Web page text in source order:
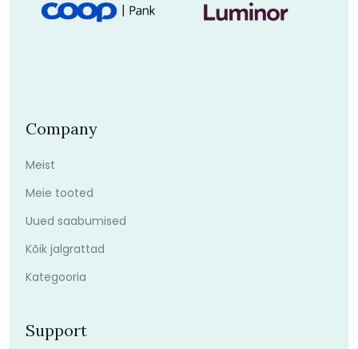
Company
Meist
Meie tooted
Uued saabumised
Kõik jalgrattad
Kategooria
Support